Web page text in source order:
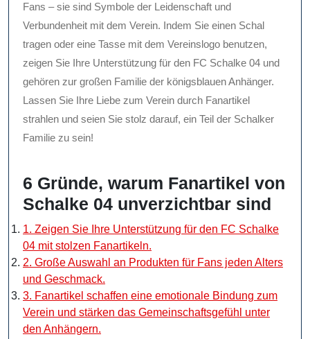
Fans – sie sind Symbole der Leidenschaft und
Verbundenheit mit dem Verein. Indem Sie einen Schal
tragen oder eine Tasse mit dem Vereinslogo benutzen,
zeigen Sie Ihre Unterstützung für den FC Schalke 04 und
gehören zur großen Familie der königsblauen Anhänger.
Lassen Sie Ihre Liebe zum Verein durch Fanartikel
strahlen und seien Sie stolz darauf, ein Teil der Schalker
Familie zu sein!
6 Gründe, warum Fanartikel von
Schalke 04 unverzichtbar sind
1. Zeigen Sie Ihre Unterstützung für den FC Schalke
04 mit stolzen Fanartikeln.
2. Große Auswahl an Produkten für Fans jeden Alters
und Geschmack.
3. Fanartikel schaffen eine emotionale Bindung zum
Verein und stärken das Gemeinschaftsgefühl unter
den Anhängern.